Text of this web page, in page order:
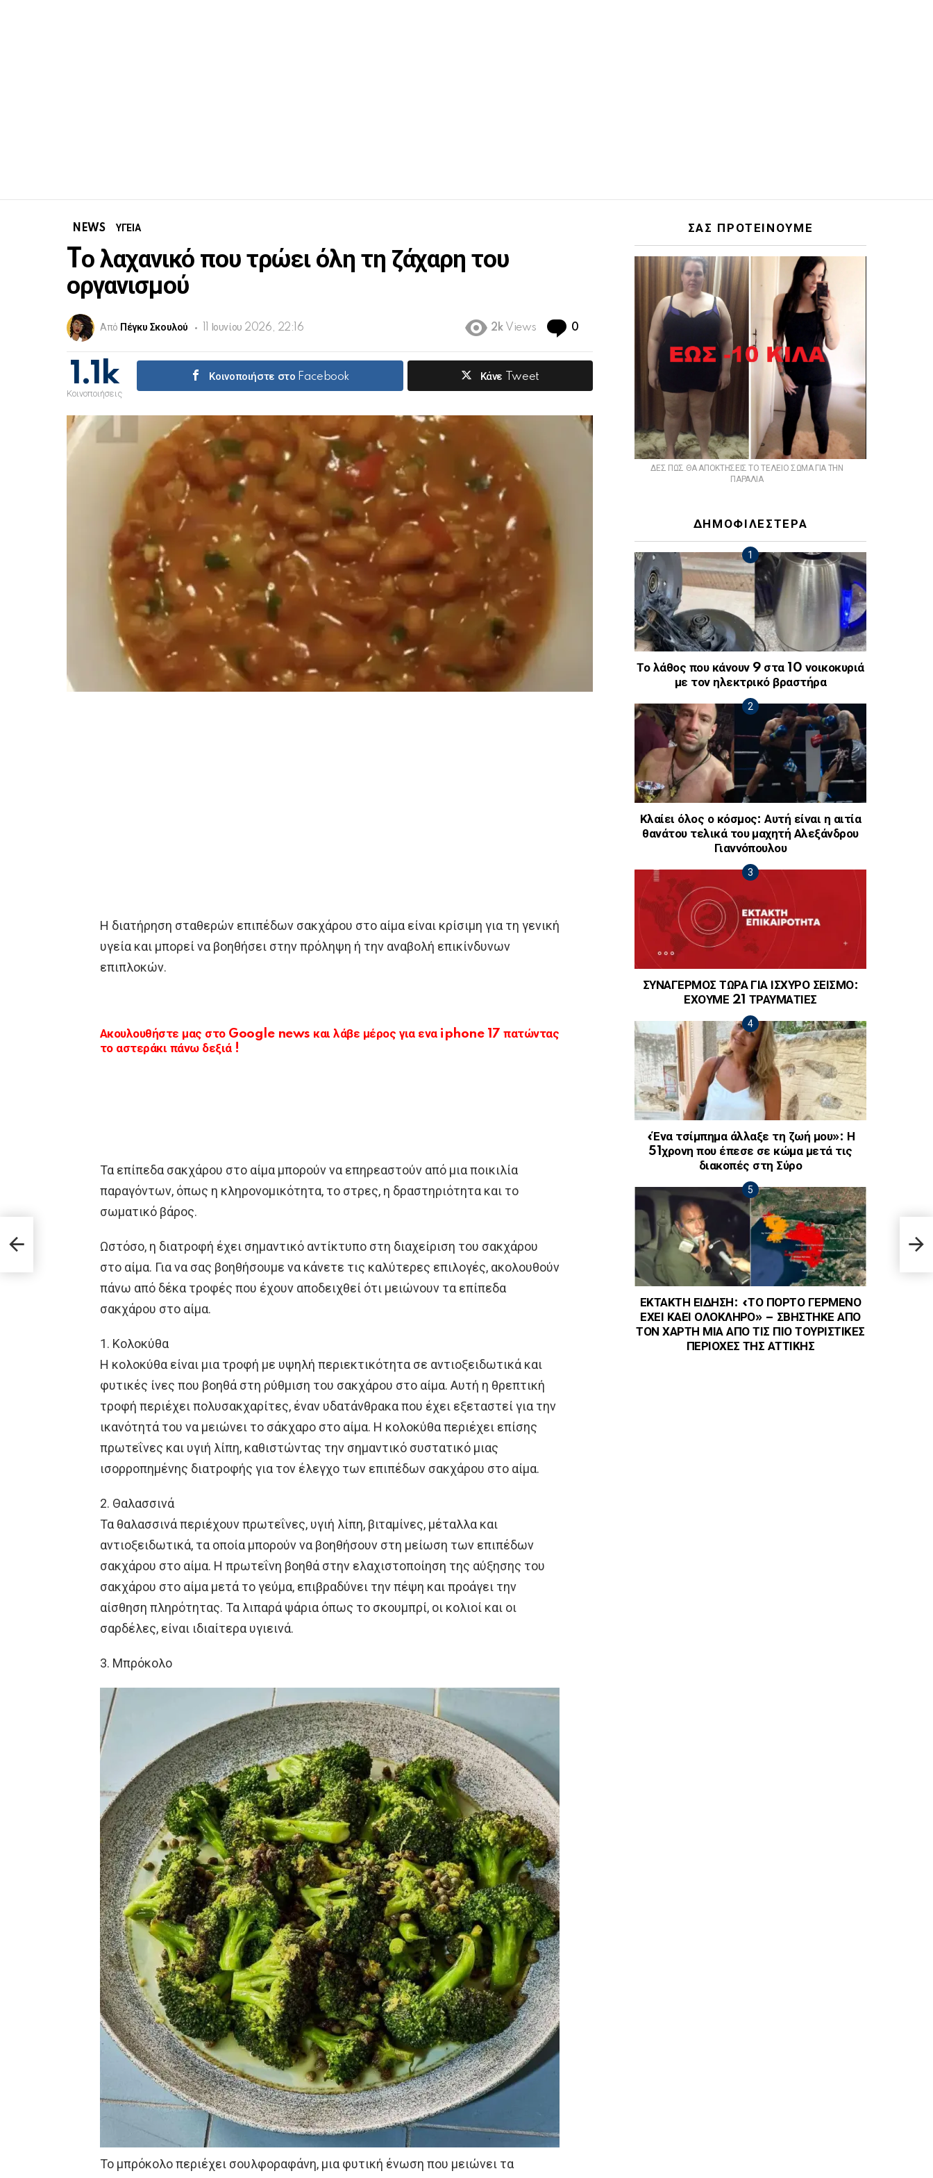
NEWS ΥΓΕΙΑ
Tο λαχανικό που τρώει όλη τη ζάχαρη του
οργανισμού
Από Πέγκυ Σκουλού 11 Ιουνίου 2026, 22:16 2k Views 0
1.1k
Κοινοποιήσεις
Κοινοποιήστε στο Facebook Κάνε Tweet
Η διατήρηση σταθερών επιπέδων σακχάρου στο αίμα είναι κρίσιμη για τη γενική
υγεία και μπορεί να βοηθήσει στην πρόληψη ή την αναβολή επικίνδυνων
επιπλοκών.
Ακουλουθήστε μας στο Google news και λάβε μέρος για ενα iphone 17 πατώντας
το αστεράκι πάνω δεξιά !
Τα επίπεδα σακχάρου στο αίμα μπορούν να επηρεαστούν από μια ποικιλία
παραγόντων, όπως η κληρονομικότητα, το στρες, η δραστηριότητα και το
σωματικό βάρος.
Ωστόσο, η διατροφή έχει σημαντικό αντίκτυπο στη διαχείριση του σακχάρου
στο αίμα. Για να σας βοηθήσουμε να κάνετε τις καλύτερες επιλογές, ακολουθούν
πάνω από δέκα τροφές που έχουν αποδειχθεί ότι μειώνουν τα επίπεδα
σακχάρου στο αίμα.
1. Κολοκύθα
Η κολοκύθα είναι μια τροφή με υψηλή περιεκτικότητα σε αντιοξειδωτικά και
φυτικές ίνες που βοηθά στη ρύθμιση του σακχάρου στο αίμα. Αυτή η θρεπτική
τροφή περιέχει πολυσακχαρίτες, έναν υδατάνθρακα που έχει εξεταστεί για την
ικανότητά του να μειώνει το σάκχαρο στο αίμα. Η κολοκύθα περιέχει επίσης
πρωτεΐνες και υγιή λίπη, καθιστώντας την σημαντικό συστατικό μιας
ισορροπημένης διατροφής για τον έλεγχο των επιπέδων σακχάρου στο αίμα.
2. Θαλασσινά
Τα θαλασσινά περιέχουν πρωτεΐνες, υγιή λίπη, βιταμίνες, μέταλλα και
αντιοξειδωτικά, τα οποία μπορούν να βοηθήσουν στη μείωση των επιπέδων
σακχάρου στο αίμα. Η πρωτεΐνη βοηθά στην ελαχιστοποίηση της αύξησης του
σακχάρου στο αίμα μετά το γεύμα, επιβραδύνει την πέψη και προάγει την
αίσθηση πληρότητας. Τα λιπαρά ψάρια όπως το σκουμπρί, οι κολιοί και οι
σαρδέλες, είναι ιδιαίτερα υγιεινά.
3. Μπρόκολο
Το μπρόκολο περιέχει σουλφοραφάνη, μια φυτική ένωση που μειώνει τα
ΣΑΣ ΠΡΟΤΕΙΝΟΥΜΕ
ΔΕΣ ΠΩΣ ΘΑ ΑΠΟΚΤΗΣΕΙΣ ΤΟ ΤΕΛΕΙΟ ΣΩΜΑ ΓΙΑ ΤΗΝ
ΠΑΡΑΛΙΑ
ΔΗΜΟΦΙΛΕΣΤΕΡΑ
Το λάθος που κάνουν 9 στα 10 νοικοκυριά
με τον ηλεκτρικό βραστήρα
Κλαίει όλος ο κόσμος: Αυτή είναι η αιτία
θανάτου τελικά του μαχητή Αλεξάνδρου
Γιαννόπουλου
ΣΥΝΑΓΕΡΜΟΣ ΤΩΡΑ ΓΙΑ ΙΣΧΥΡΟ ΣΕΙΣΜΟ:
ΕΧΟΥΜΕ 21 ΤΡΑΥΜΑΤΙΕΣ
«Ένα τσίμπημα άλλαξε τη ζωή μου»: Η
51χρονη που έπεσε σε κώμα μετά τις
διακοπές στη Σύρο
ΕΚΤΑΚΤΗ ΕΙΔΗΣΗ: «ΤΟ ΠΟΡΤΟ ΓΕΡΜΕΝΟ
ΕΧΕΙ ΚΑΕΙ ΟΛΟΚΛΗΡΟ» – ΣΒΗΣΤΗΚΕ ΑΠΟ
ΤΟΝ ΧΑΡΤΗ ΜΙΑ ΑΠΟ ΤΙΣ ΠΙΟ ΤΟΥΡΙΣΤΙΚΕΣ
ΠΕΡΙΟΧΕΣ ΤΗΣ ΑΤΤΙΚΗΣ